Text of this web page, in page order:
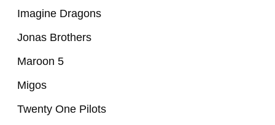
Imagine Dragons
Jonas Brothers
Maroon 5
Migos
Twenty One Pilots